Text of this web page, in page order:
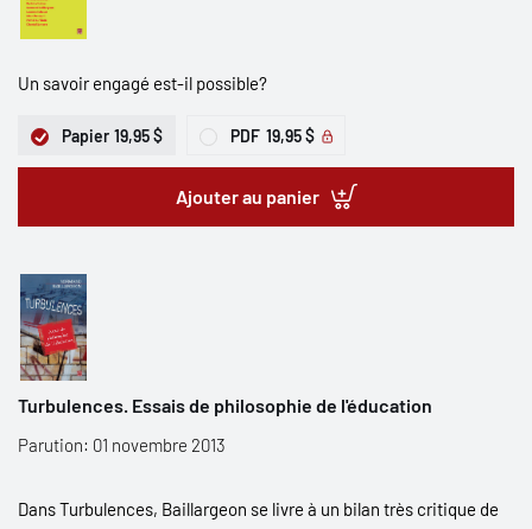
Un savoir engagé est-il possible?
Papier 19,95 $ PDF 19,95 $
Ajouter au panier
Turbulences. Essais de philosophie de l'éducation
Parution: 01 novembre 2013
Dans Turbulences, Baillargeon se livre à un bilan très critique de